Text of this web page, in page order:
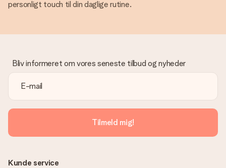
personligt touch til din daglige rutine.
Bliv informeret om vores seneste tilbud og nyheder
Tilmeld mig!
Kunde service